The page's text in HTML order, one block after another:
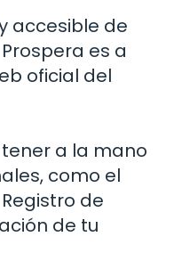
accesible de
es a
oficial del
a la mano
como el
de
de tu